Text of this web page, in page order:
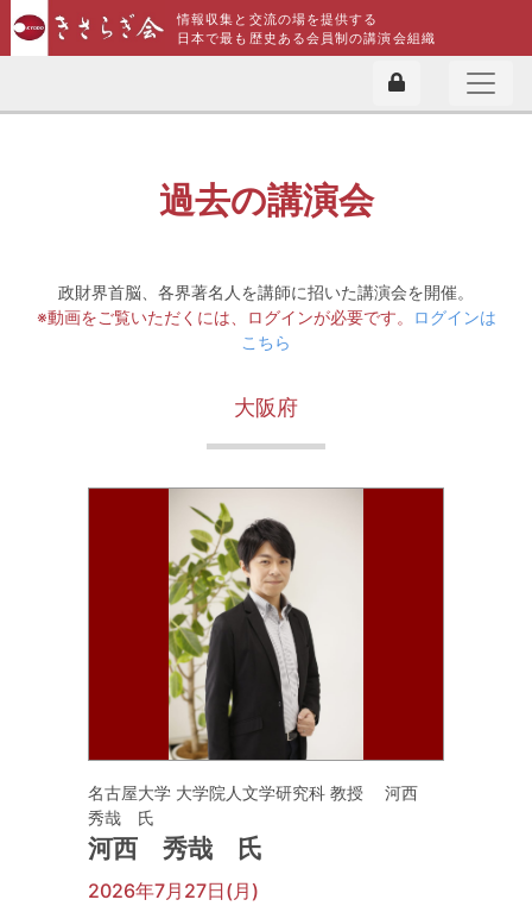
情報収集と交流の場を提供する
日本で最も歴史ある会員制の講演会組織
過去の講演会
政財界首脳、各界著名人を講師に招いた講演会を開催。
※動画をご覧いただくには、ログインが必要です。
ログインは
こちら
大阪府
名古屋大学 大学院人文学研究科 教授 河西
秀哉 氏
河西 秀哉 氏
2026年7月27日(月)